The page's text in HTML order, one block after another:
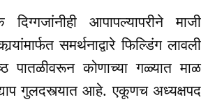
आपापल्यापरीने माजी
समर्थनाद्वारे फिल्डिंग लावली
पातळीवरून कोणाच्या गळ्यात माळ
गुलदस्त्यात आहे. एकूणच अध्यक्षपद